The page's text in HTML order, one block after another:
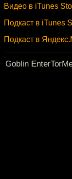
Видео в iTunes
Подкаст в iTunes
Подкаст в
Goblin